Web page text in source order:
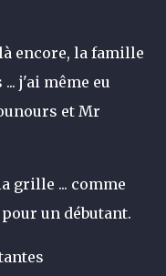
encore, la famille
j'ai même eu
et Mr
grille ... comme
un débutant.